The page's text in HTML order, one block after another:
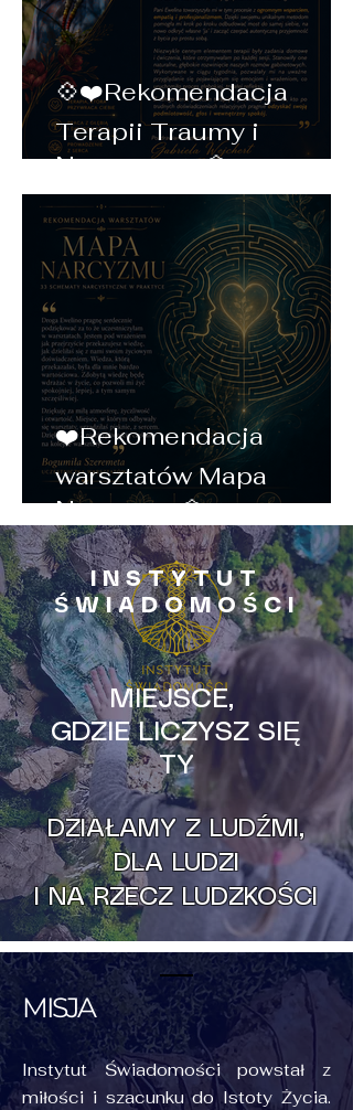
💠❤️Rekomendacja
Terapii Traumy i
Narcyzmu❤️💠
❤️Rekomendacja
warsztatów Mapa
Narcyzmu💠❤️
INSTYTUT
ŚWIADOMOŚCI
MIEJSCE,
GDZIE LICZYSZ SIĘ
TY
DZIAŁAMY Z LUDŹMI,
DLA LUDZI
I NA RZECZ LUDZKOŚCI
MISJA
Instytut Świadomości powstał z
miłości i szacunku do Istoty Życia.